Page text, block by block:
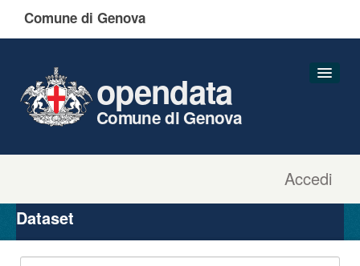
Comune di Genova
Accedi
opendata
Comune di Genova
Organizzazioni
Gruppi
Dataset